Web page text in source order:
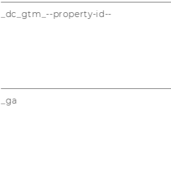
_dc_gtm_--property-id--
_ga